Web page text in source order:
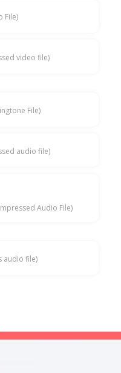
File)
video file)
File)
audio file)
Audio File)
audio file)